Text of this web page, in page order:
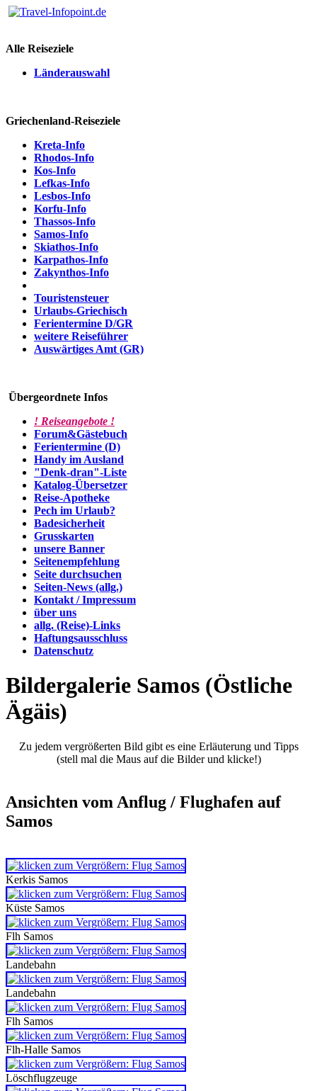
Alle Reiseziele
Länderauswahl
Griechenland-Reiseziele
Kreta-Info
Rhodos-Info
Kos-Info
Lefkas-Info
Lesbos-Info
Korfu-Info
Thassos-Info
Samos-Info
Skiathos-Info
Karpathos-Info
Zakynthos-Info
Touristensteuer
Urlaubs-Griechisch
Ferientermine D/GR
weitere Reiseführer
Auswärtiges Amt (GR)
Übergeordnete Infos
! Reiseangebote !
Forum&Gästebuch
Ferientermine (D)
Handy im Ausland
"Denk-dran"-Liste
Katalog-Übersetzer
Reise-Apotheke
Pech im Urlaub?
Badesicherheit
Grusskarten
unsere Banner
Seitenempfehlung
Seite durchsuchen
Seiten-News (allg.)
Kontakt / Impressum
über uns
allg. (Reise)-Links
Haftungsausschluss
Datenschutz
Bildergalerie Samos (Östliche
Ägäis)
Zu jedem vergrößerten Bild gibt es eine Erläuterung und Tipps
(stell mal die Maus auf die Bilder und klicke!)
Ansichten vom Anflug / Flughafen auf
Samos
Kerkis Samos
Küste Samos
Flh Samos
Landebahn
Landebahn
Flh Samos
Flh-Halle Samos
Löschflugzeuge